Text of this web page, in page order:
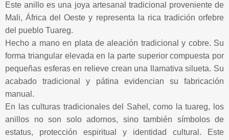
Este anillo es una joya artesanal tradicional proveniente de
Mali, África del Oeste y representa la rica tradición orfebre
del pueblo Tuareg.
Hecho a mano en plata de aleación tradicional y cobre. Su
forma triangular elevada en la parte superior compuesta por
pequeñas esferas en relieve crean una llamativa silueta. Su
acabado tradicional y pátina evidencian su fabricación
manual.
En las culturas tradicionales del Sahel, como la tuareg, los
anillos no son solo adornos, sino también símbolos de
estatus, protección espiritual y identidad cultural. Este